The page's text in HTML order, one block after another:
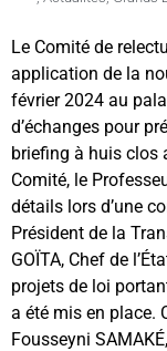
Le Comité de
application de la
février 2024 au
d’échanges pour
briefing à huis clos
Comité, le
détails lors d’une
Président de la
GOÏTA, Chef de
projets de loi
a été mis en place.
Fousseyni